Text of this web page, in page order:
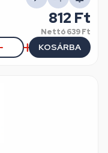
812 Ft
Nettó639 Ft
KOSÁRBA